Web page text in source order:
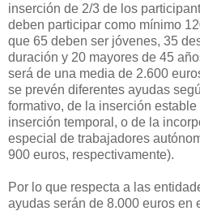
inserción de 2/3 de los
deben participar como mínimo
que 65 deben ser jóvenes, 35
duración y 20 mayores de 45
será de una media de 2.600
se prevén diferentes ayudas
formativo, de la inserción
inserción temporal, o de la
especial de trabajadores
900 euros, respectivamente).
Por lo que respecta a las
ayudas serán de 8.000 euros en